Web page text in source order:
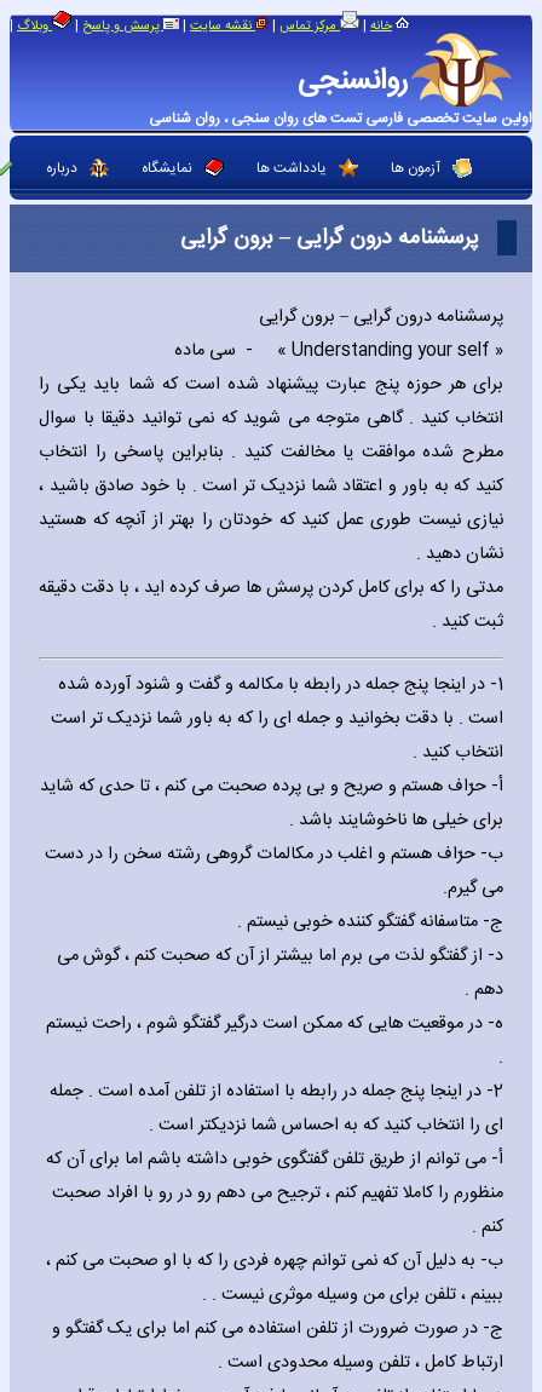
روانسنجی
اولین سایت تخصصی فارسی تست های روان سنجی ، روان شناسی
خانه | مرکز تماس | نقشه سایت | پرسش و پاسخ | وبلاگ |
آزمون ها یادداشت ها نمایشگاه درباره
پرسشنامه درون گرایی – برون گرایی
پرسشنامه درون گرایی – برون گرایی
« Understanding your self » - سی ماده
برای هر حوزه پنج عبارت پیشنهاد شده است که شما باید یکی را
انتخاب کنید . گاهی متوجه می شوید که نمی توانید دقیقا با سوال
مطرح شده موافقت یا مخالفت کنید . بنابراین پاسخی را انتخاب
کنید که به باور و اعتقاد شما نزدیک تر است . با خود صادق باشید ،
نیازی نیست طوری عمل کنید که خودتان را بهتر از آنچه که هستید
نشان دهید .
مدتی را که برای کامل کردن پرسش ها صرف کرده اید ، با دقت دقیقه
ثبت کنید .
1- در اینجا پنج جمله در رابطه با مکالمه و گفت و شنود آورده شده
است . با دقت بخوانید و جمله ای را که به باور شما نزدیک تر است
انتخاب کنید .
‌أ- حرّاف هستم و صریح و بی پرده صحبت می کنم ، تا حدی که شاید
برای خیلی ها ناخوشایند باشد .
‌ب- حرّاف هستم و اغلب در مکالمات گروهی رشته سخن را در دست
می گیرم.
‌ج- متاسفانه گفتگو کننده خوبی نیستم .
‌د- از گفتگو لذت می برم اما بیشتر از آن که صحبت کنم ، گوش می
دهم .
‌ه- در موقعیت هایی که ممکن است درگیر گفتگو شوم ، راحت نیستم
.
2- در اینجا پنج جمله در رابطه با استفاده از تلفن آمده است . جمله
ای را انتخاب کنید که به احساس شما نزدیکتر است .
‌أ- می توانم از طریق تلفن گفتگوی خوبی داشته باشم اما برای آن که
منظورم را کاملا تفهیم کنم ، ترجیح می دهم رو در رو با افراد صحبت
کنم .
‌ب- به دلیل آن که نمی توانم چهره فردی را که با او صحبت می کنم ،
ببینم ، تلفن برای من وسیله موثری نیست . .
‌ج- در صورت ضرورت از تلفن استفاده می کنم اما برای یک گفتگو و
ارتباط کامل ، تلفن وسیله محدودی است .